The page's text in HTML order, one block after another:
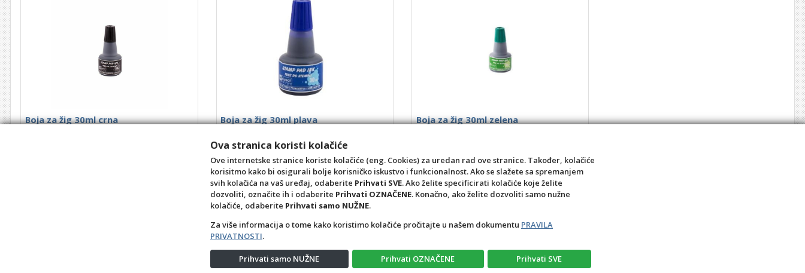
Boja za žig 30ml crna Boja za žig 30ml plava
(0,52) 0,35 €
kom
+10 +1 -1
Boja za žig 30ml zelena
0,57 €
Opći uvjeti Pravila privatnosti Raskid ugovora – povrat Prigovor potrošača – reklamacije
Ova stranica koristi kolačiće
Ove internetske stranice koriste kolačiće (eng. Cookies) za uredan rad ove stranice. Također, kolačiće
korisitmo kako bi osigurali bolje korisničko iskustvo i funkcionalnost. Ako se slažete sa spremanjem
svih kolačića na vaš uređaj, odaberite Prihvati SVE. Ako želite specificirati kolačiće koje želite
dozvoliti, označite ih i odaberite Prihvati OZNAČENE. Konačno, ako želite dozvoliti samo nužne
kolačiće, odaberite Prihvati samo NUŽNE.
Za više informacija o tome kako koristimo kolačiće pročitajte u našem dokumentu PRAVILA
PRIVATNOSTI.
Prihvati samo NUŽNE Prihvati OZNAČENE Prihvati SVE